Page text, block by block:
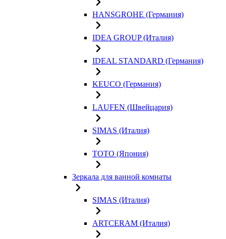
HANSGROHE (Германия)
IDEA GROUP (Италия)
IDEAL STANDARD (Германия)
KEUCO (Германия)
LAUFEN (Швейцария)
SIMAS (Италия)
TOTO (Япония)
Зеркала для ванной комнаты
SIMAS (Италия)
ARTCERAM (Италия)